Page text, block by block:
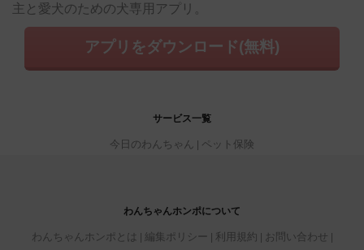
主と愛犬のための犬専用アプリ。
アプリをダウンロード(無料)
サービス一覧
今日のわんちゃん ペット保険
わんちゃんホンポについて
わんちゃんホンポとは 編集ポリシー 利用規約
お問い合わせ